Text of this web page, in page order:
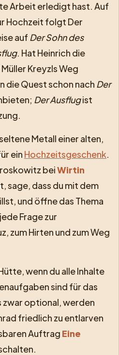
Arbeit erledigt hast. Auf
Hochzeit folgt Der
auf Der Sohn des
. Hat Heinrich die
Kreyzls Weg
die Quest schon nach Der
Der Ausflugist
Metall einer alten,
ein Hochzeitsgeschenk.
beiWirtin
sage, dass du mit dem
und öffne das Thema
Frage zur
zum Hirten und zum Weg
wenn du alle Inhalte
sind für das
zwar optional, werden
friedlich zu entlarven
Auftrag Eine